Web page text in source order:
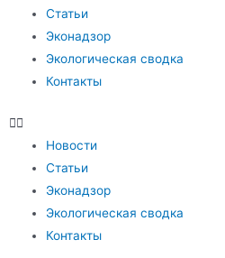
Статьи
Эконадзор
Экологическая сводка
Контакты
Новости
Статьи
Эконадзор
Экологическая сводка
Контакты